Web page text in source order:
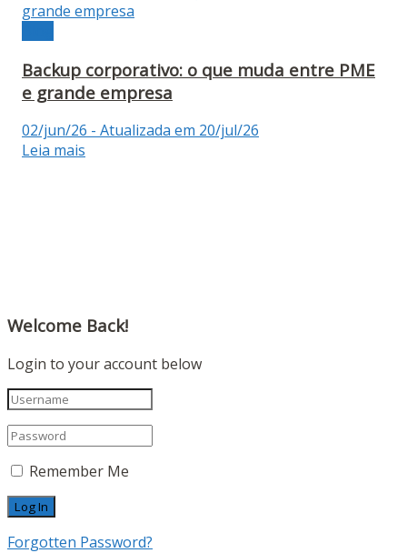
Backup corporativo: o que muda entre PME
e grande empresa
02/jun/26 - Atualizada em 20/jul/26
Leia mais
Welcome Back!
Login to your account below
Remember Me
Forgotten Password?